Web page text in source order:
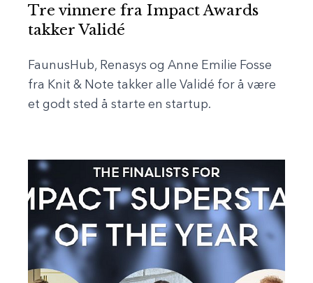
Tre vinnere fra Impact Awards
takker Validé
FaunusHub, Renasys og Anne Emilie Fosse
fra Knit & Note takker alle Validé for å være
et godt sted å starte en startup.